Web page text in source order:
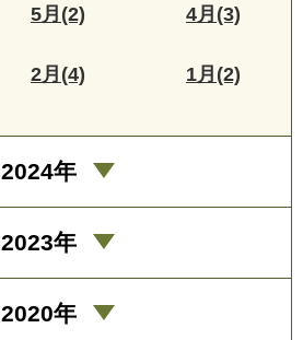
5月(2) 4月(3)
2月(4) 1月(2)
2024年
2023年
2020年